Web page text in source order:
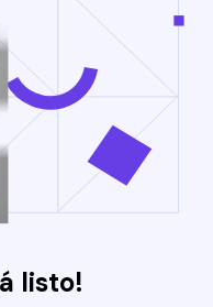
listo!